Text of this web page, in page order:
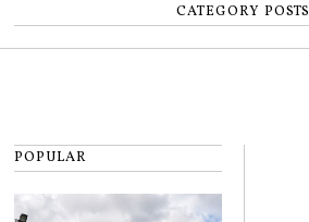
CATEGORY POSTS
POPULAR